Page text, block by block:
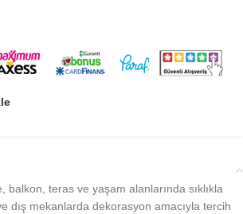
balkon, teras ve yaşam alanlarında sıklıkla
dış mekanlarda dekorasyon amacıyla tercih